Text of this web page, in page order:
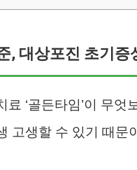
, 대상포진 초기증
료 ‘골든타임’이 무
고생할 수 있기 때문